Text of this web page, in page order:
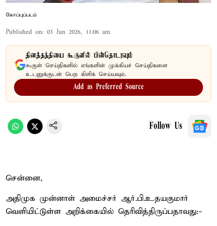
கோப்புப்படம்
Published on: 03 Jun 2026, 11:06 am
தினத்தந்தியை கூகுளில் பின்தொடரவும்
கூகுள் செய்திகளில் எங்களின் முக்கியச் செய்திகளை
உடனுக்குடன் பெற கிளிக் செய்யவும்.
Add as Preferred Source
Follow Us
சென்னை,
அதிமுக முன்னாள் அமைச்சர் ஆர்.பி.உதயகுமார்
வெளியிட்டுள்ள அறிக்கையில் தெரிவித்திருப்பதாவது:-